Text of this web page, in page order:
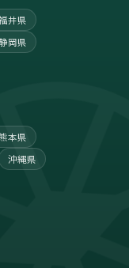
井県
岡県
本県
沖縄県